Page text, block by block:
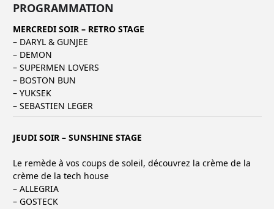
PROGRAMMATION
MERCREDI SOIR – RETRO STAGE
– DARYL & GUNJEE
– DEMON
– SUPERMEN LOVERS
– BOSTON BUN
– YUKSEK
– SEBASTIEN LEGER
JEUDI SOIR – SUNSHINE STAGE
Le remède à vos coups de soleil, découvrez la crème de la
crème de la tech house
– ALLEGRIA
– GOSTECK